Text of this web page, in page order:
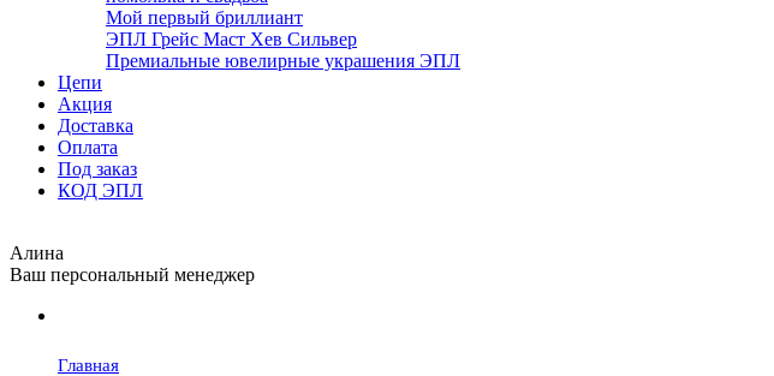
Мой первый бриллиант
ЭПЛ Грейс Маст Хев Сильвер
Премиальные ювелирные украшения ЭПЛ
Цепи
Акция
Доставка
Оплата
Под заказ
КОД ЭПЛ
Алина
Ваш персональный менеджер
Главная